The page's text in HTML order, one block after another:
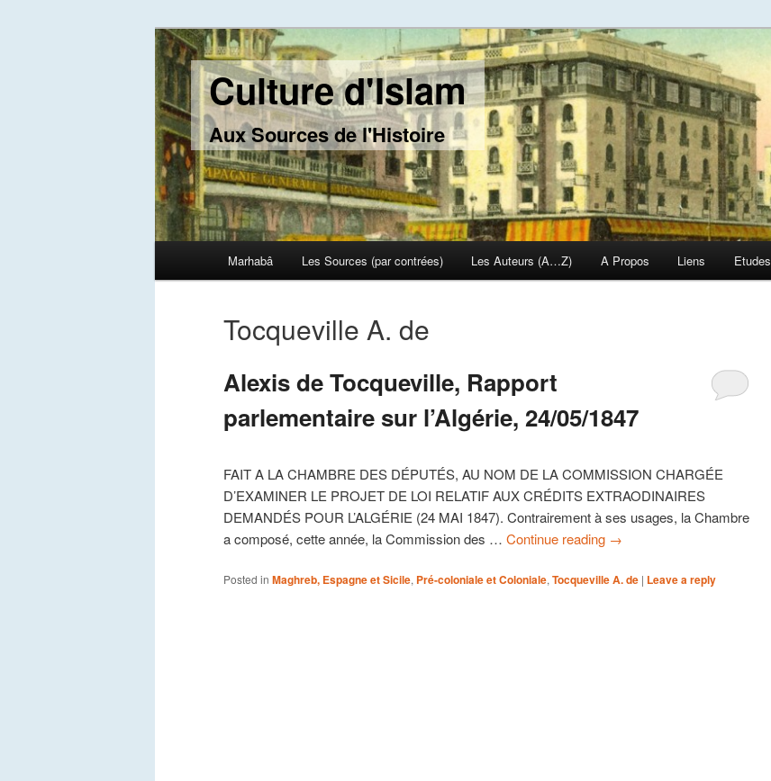
Culture d'Islam
Aux Sources de l'Histoire
Skip to primary content
Skip to secondary content
Marhabâ Les Sources (par contrées) Les Auteurs (A…Z) A Propos Liens Etudes
Tocqueville A. de
Alexis de Tocqueville, Rapport
parlementaire sur l’Algérie, 24/05/1847
FAIT A LA CHAMBRE DES DÉPUTÉS, AU NOM DE LA COMMISSION CHARGÉE
D’EXAMINER LE PROJET DE LOI RELATIF AUX CRÉDITS EXTRAODINAIRES
DEMANDÉS POUR L’ALGÉRIE (24 MAI 1847). Contrairement à ses usages, la Chambre
a composé, cette année, la Commission des … Continue reading →
Posted in Maghreb, Espagne et Sicile, Pré-coloniale et Coloniale, Tocqueville A. de | Leave a reply